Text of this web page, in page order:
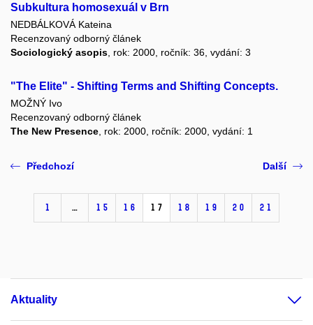
Subkultura homosexuál v Brn
NEDBÁLKOVÁ Kateina
Recenzovaný odborný článek
Sociologický asopis , rok: 2000, ročník: 36, vydání: 3
"The Elite" - Shifting Terms and Shifting Concepts.
MOŽNÝ Ivo
Recenzovaný odborný článek
The New Presence, rok: 2000, ročník: 2000, vydání: 1
Předchozí
1 … 15 16 17 18 19 20 21
Další
Aktuality